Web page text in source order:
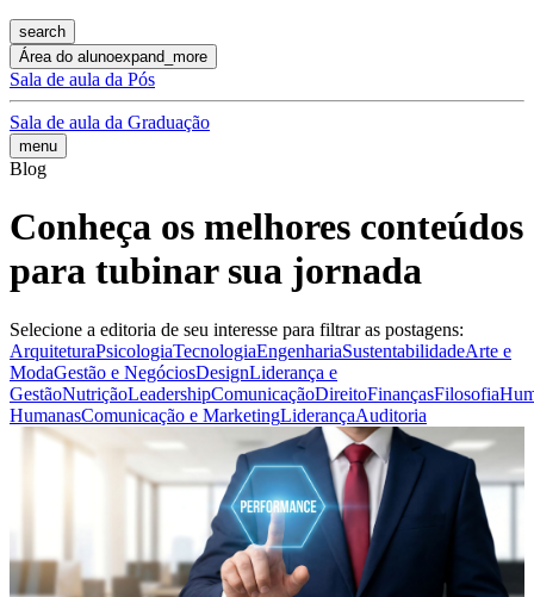
search
Área do alunoexpand_more
Sala de aula da Pós
Sala de aula da Graduação
menu
Blog
Conheça os melhores conteúdos
para tubinar sua jornada
Selecione a editoria de seu interesse para filtrar as postagens:
ArquiteturaPsicologiaTecnologiaEngenhariaSustentabilidadeArte e
ModaGestão e NegóciosDesignLiderança e
GestãoNutriçãoLeadershipComunicaçãoDireitoFinançasFilosofia
HumanasComunicação e MarketingLiderançaAuditoria